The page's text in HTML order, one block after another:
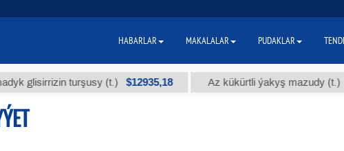
turşusy (t.) $12935,18 Az kükürtli ýakyş mazudy (t.) $300
HABARLAR MAKALALAR PUDAKLAR